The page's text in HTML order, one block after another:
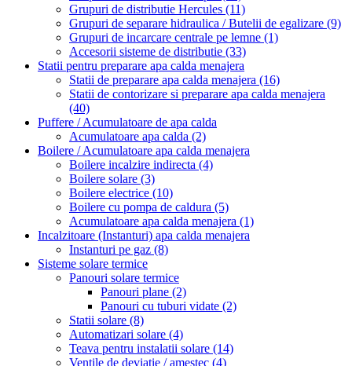
Grupuri de distributie Hercules (11)
Grupuri de separare hidraulica / Butelii de egalizare (9)
Grupuri de incarcare centrale pe lemne (1)
Accesorii sisteme de distributie (33)
Statii pentru preparare apa calda menajera
Statii de preparare apa calda menajera (16)
Statii de contorizare si preparare apa calda menajera
(40)
Puffere / Acumulatoare de apa calda
Acumulatoare apa calda (2)
Boilere / Acumulatoare apa calda menajera
Boilere incalzire indirecta (4)
Boilere solare (3)
Boilere electrice (10)
Boilere cu pompa de caldura (5)
Acumulatoare apa calda menajera (1)
Incalzitoare (Instanturi) apa calda menajera
Instanturi pe gaz (8)
Sisteme solare termice
Panouri solare termice
Panouri plane (2)
Panouri cu tuburi vidate (2)
Statii solare (8)
Automatizari solare (4)
Teava pentru instalatii solare (14)
Ventile de deviatie / amestec (4)